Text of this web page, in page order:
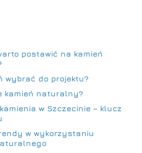
postawić na kamień
wybrać do projektu?
kamień naturalny?
w Szczecinie – klucz
w wykorzystaniu